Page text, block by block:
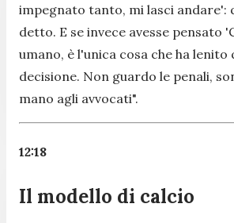
impegnato tanto, mi lasci andare':
detto. E se invece avesse pensato
umano, è l'unica cosa che ha lenito
decisione. Non guardo le penali,
mano agli avvocati".
12:18
Il modello di calcio